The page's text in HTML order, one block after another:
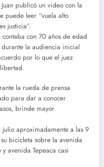
publicó un video con la
puede leer “vuela alto
justicia”.
con 70 años de edad
la audiencia inicial
por lo que el juez
la rueda de prensa
para dar a conocer
brinde mayor
aproximadamente a las 9
bicicleta sobre la avenida
avenida Tepeaca casi